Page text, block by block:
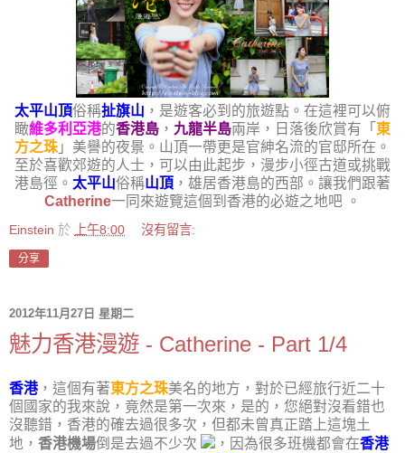
太平山頂俗稱扯旗山 ，是遊客必到的旅遊點。在這裡可以俯
瞰維多利亞港的香港島 ， 九龍半島兩岸，日落後欣賞有「 東
方之珠 」美譽的夜景。山頂一帶更是官紳名流的官邸所在。
至於喜歡郊遊的人士，可以由此起步，漫步小徑古道或挑戰
港島徑。 太平山俗稱山頂 ，雄居香港島的西部。讓我們跟著
Catherine一同來遊覽這個到香港的必遊之地吧 。
Einstein 於 上午8:00 沒有留言:
分享
2012年11月27日 星期二
魅力香港漫遊 - Catherine - Part 1/4
香港，這個有著東方之珠美名的地方，對於已經旅行近二十
個國家的我來說，竟然是第一次來，是的，您絕對沒看錯也
沒聽錯，香港的確去過很多次，但都未曾真正踏上這塊土
地， 香港機場倒是去過不少次 ，因為很多班機都會在香港